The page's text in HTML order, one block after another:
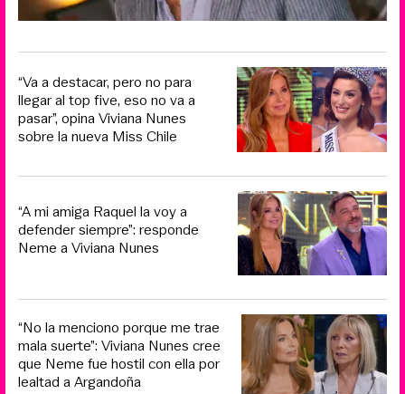
“Va a destacar, pero no para
llegar al top five, eso no va a
pasar”, opina Viviana Nunes
sobre la nueva Miss Chile
“A mi amiga Raquel la voy a
defender siempre”: responde
Neme a Viviana Nunes
“No la menciono porque me trae
mala suerte”: Viviana Nunes cree
que Neme fue hostil con ella por
lealtad a Argandoña